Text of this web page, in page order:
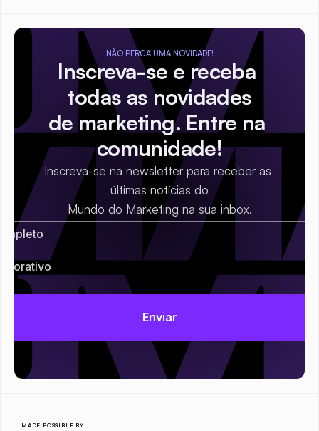
NÃO PERCA UMA NOVIDADE!
Inscreva-se e receba
todas as novidades
de marketing. Entre na
comunidade!
Inscreva-se na newsletter para receber as
últimas notícias do
Mundo do Marketing na sua inbox.
MADE POSSIBLE BY